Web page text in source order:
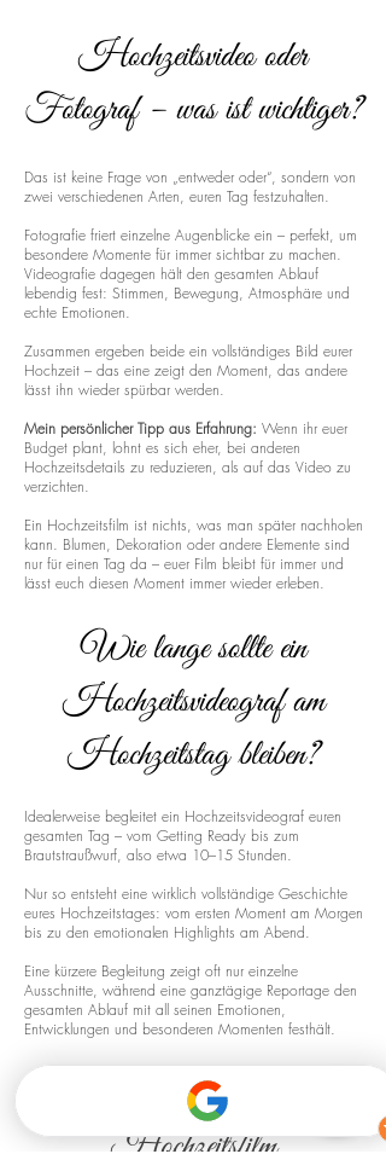
Hochzeitsvideo oder
Fotograf – was ist wichtiger?
Das ist keine Frage von „entweder oder“, sondern von
zwei verschiedenen Arten, euren Tag festzuhalten.
Fotografie friert einzelne Augenblicke ein – perfekt, um
besondere Momente für immer sichtbar zu machen.
Videografie dagegen hält den gesamten Ablauf
lebendig fest: Stimmen, Bewegung, Atmosphäre und
echte Emotionen.
Zusammen ergeben beide ein vollständiges Bild eurer
Hochzeit – das eine zeigt den Moment, das andere
lässt ihn wieder spürbar werden.
Mein persönlicher Tipp aus Erfahrung: Wenn ihr euer
Budget plant, lohnt es sich eher, bei anderen
Hochzeitsdetails zu reduzieren, als auf das Video zu
verzichten.
Ein Hochzeitsfilm ist nichts, was man später nachholen
kann. Blumen, Dekoration oder andere Elemente sind
nur für einen Tag da – euer Film bleibt für immer und
lässt euch diesen Moment immer wieder erleben.
Wie lange sollte ein
Hochzeitsvideograf am
Hochzeitstag bleiben?
Idealerweise begleitet ein Hochzeitsvideograf euren
gesamten Tag – vom Getting Ready bis zum
Brautstraußwurf, also etwa 10–15 Stunden.
Nur so entsteht eine wirklich vollständige Geschichte
eures Hochzeitstages: vom ersten Moment am Morgen
bis zu den emotionalen Highlights am Abend.
Eine kürzere Begleitung zeigt oft nur einzelne
Ausschnitte, während eine ganztägige Reportage den
gesamten Ablauf mit all seinen Emotionen,
Entwicklungen und besonderen Momenten festhält.
Drohnenaufnahmen für euren